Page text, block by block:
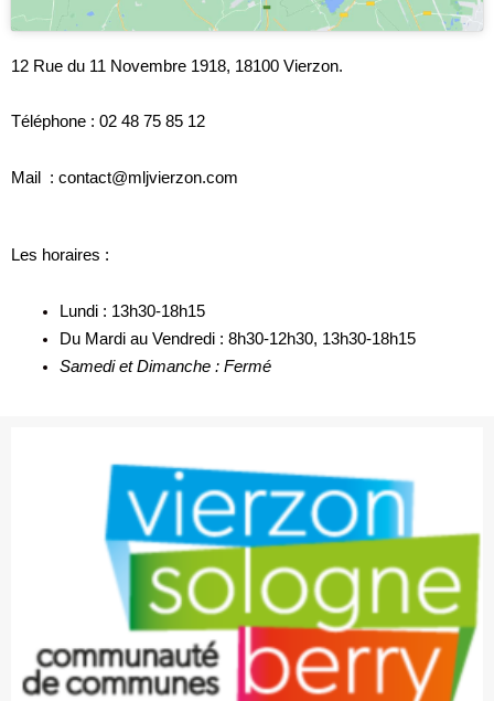
12 Rue du 11 Novembre 1918, 18100 Vierzon.
Téléphone : 02 48 75 85 12
Mail : contact@mljvierzon.com
Les horaires :
Lundi : 13h30-18h15
Du Mardi au Vendredi : 8h30-12h30, 13h30-18h15
Samedi et Dimanche : Fermé